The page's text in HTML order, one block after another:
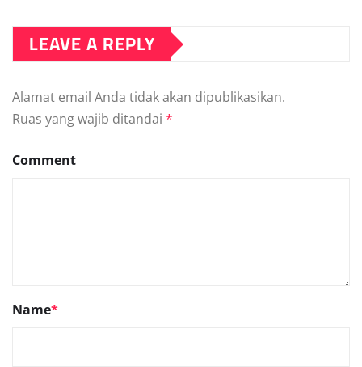
LEAVE A REPLY
Alamat email Anda tidak akan dipublikasikan.
Ruas yang wajib ditandai *
Comment
Name*